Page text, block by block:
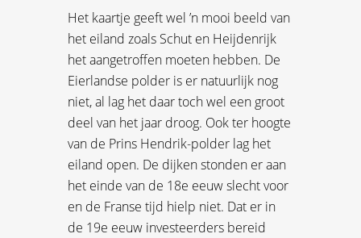
Het kaartje geeft wel ’n mooi beeld van
het eiland zoals Schut en Heijdenrijk
het aangetroffen moeten hebben. De
Eierlandse polder is er natuurlijk nog
niet, al lag het daar toch wel een groot
deel van het jaar droog. Ook ter hoogte
van de Prins Hendrik-polder lag het
eiland open. De dijken stonden er aan
het einde van de 18e eeuw slecht voor
en de Franse tijd hielp niet. Dat er in
de 19e eeuw investeerders bereid